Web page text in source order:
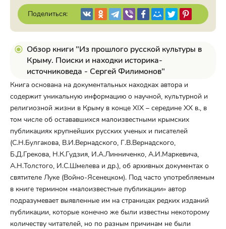
Поделиться:
Обзор книги "Из прошлого русской культуры в
Крыму. Поиски и находки историка-
источниковеда - Сергей Филимонов"
Книга основана на документальных находках автора и
содержит уникальную информацию о научной, культурной и
религиозной жизни в Крыму в конце XIX – середине ХХ в., в
том числе об остававшихся малоизвестными крымских
публикациях крупнейших русских ученых и писателей
(С.Н.Булгакова, В.И.Вернадского, Г.В.Вернадского,
Б.Д.Грекова, Н.К.Гудзия, И.А.Линниченко, А.И.Маркевича,
А.Н.Толстого, И.С.Шмелева и др.), об архивных документах о
святителе Луке (Войно-Ясенецком). Под часто употребляемым
в книге термином «малоизвестные публикации» автор
подразумевает выявленные им на страницах редких изданий
публикации, которые конечно же были известны некоторому
количеству читателей, но по разным причинам не были